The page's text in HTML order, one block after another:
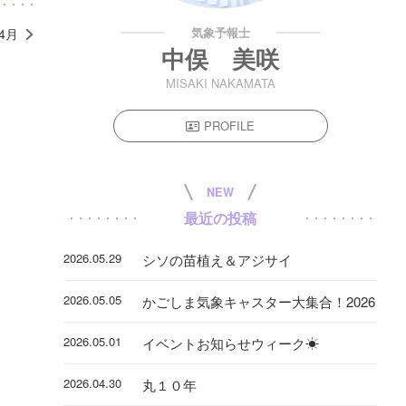
月 気象予報士
中俣 美咲
MISAKI NAKAMATA
PROFILE
NEW
最近の投稿
2026.05.29 シソの苗植え＆アジサイ
2026.05.05 かごしま気象キャスター大集合！2026
2026.05.01 イベントお知らせウィーク☀
2026.04.30 丸１０年